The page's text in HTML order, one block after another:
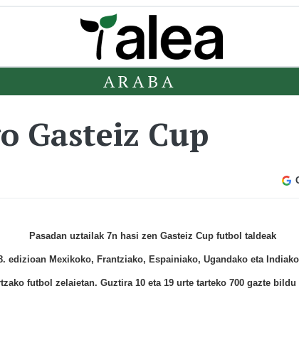
ARABA
Gasteiz Cup
Pasadan uztailak 7n hasi zen Gasteiz Cup futbol taldeak
edizioan Mexikoko, Frantziako, Espainiako, Ugandako eta Indiako
futbol zelaietan. Guztira 10 eta 19 urte tarteko 700 gazte bildu